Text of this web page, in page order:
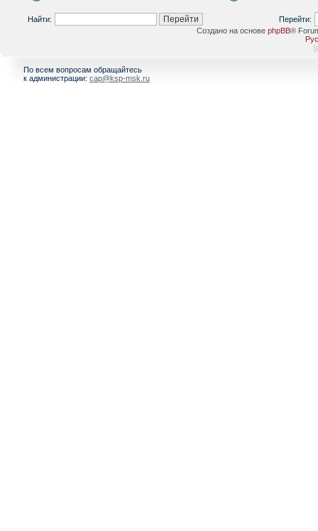
Найти:
Перейти:
Создано на основе phpBB®
[
По всем вопросам обращайтесь
к администрации: cap@ksp-msk.ru